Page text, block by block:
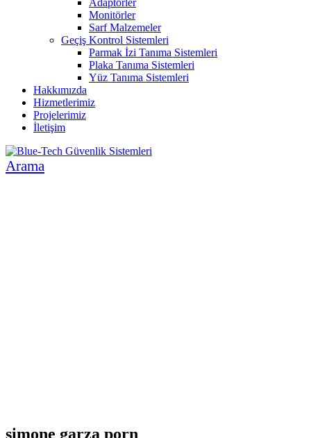
Adaptörler
Monitörler
Sarf Malzemeler
Geçiş Kontrol Sistemleri
Parmak İzi Tanıma Sistemleri
Plaka Tanıma Sistemleri
Yüz Tanıma Sistemleri
Hakkımızda
Hizmetlerimiz
Projelerimiz
İletişim
Arama
simone garza porn